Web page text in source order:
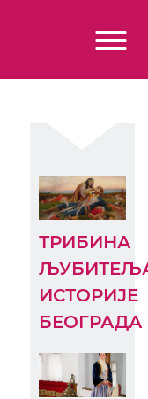
ТРИБИНА
ИСТОРИЈЕ
БЕОГРАДА